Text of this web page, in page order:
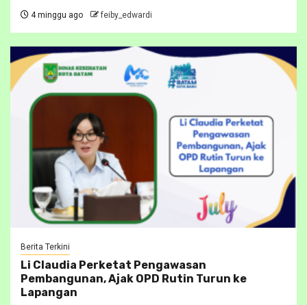
4 minggu ago feiby_edwardi
Berita Terkini
Li Claudia Perketat Pengawasan
Pembangunan, Ajak OPD Rutin Turun ke
Lapangan